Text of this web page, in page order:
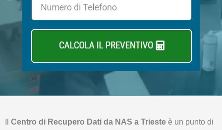
Centro di Recupero Dati da NAS a Trieste è un punto di